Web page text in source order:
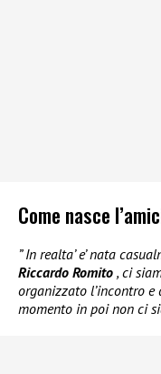
Come nasce
” In realta’ e’ nata
Riccardo Romito , ci
organizzato l’incontro
momento in poi non ci